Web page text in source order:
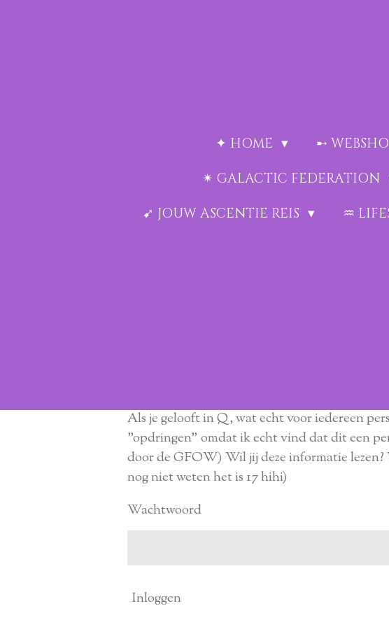
✦ HOME ➸
✴︎ GALACTIC FEDERATION
➹ JOUW ASCENTIE REIS
♒︎
Als je gelooft in Q, wat echt voor iedereen
"opdringen" omdat ik echt vind dat dit een
door de GFOW) Wil jij deze informatie
nog niet weten het is 17 hihi)
Wachtwoord
Inloggen